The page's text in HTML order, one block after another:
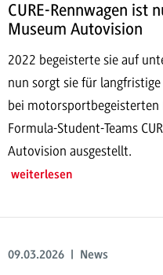
CURE-Rennwagen ist
Museum Autovision
2022 begeisterte sie auf
nun sorgt sie für
bei motorsportbegeisterten
Formula-Student-Teams
Autovision ausgestellt.
weiterlesen
09.03.2026 | News